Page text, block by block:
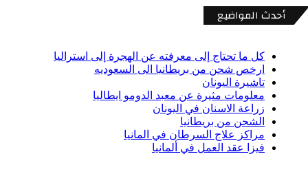
أحدث المواضيع
كل ما تحتاج إلى معرفته عن الهجرة إلى استراليا
ارخص شحن من بريطانيا الى السعوديه
تاشيرة اليونان
معلومات مثيرة عن معبد الدومو ايطاليا
زراعة الاسنان في اليونان
الشحن من بريطانيا
مراكز علاج السرطان في المانيا
فيزا عقد العمل في ألمانيا